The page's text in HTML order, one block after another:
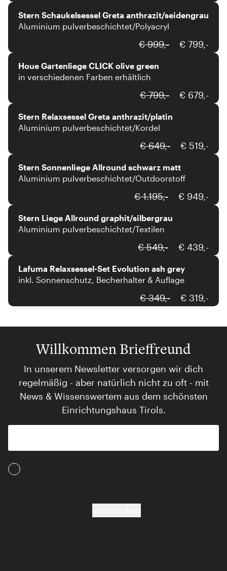
Stern Schaukelsessel Greta anthrazit/seidengrau
Aluminium pulverbeschichtet/Polyacryl
€ 999,- € 799,-
Houe
Houe Gartenliege CLICK olive green
in verschiedenen Farben erhältlich
€ 799,- € 679,-
Stern
Stern Relaxsessel Greta anthrazit/platin
Aluminium pulverbeschichtet/Kordel
€ 649,- € 519,-
Stern
Stern Sonnenliege Allround schwarz matt
Aluminium pulverbeschichtet/Outdoorstoff
€ 1.195,- € 949,-
Stern
Stern Liege Allround graphit/silbergrau
Aluminium pulverbeschichtet/Textilen
€ 549,- € 439,-
Lafuma
Lafuma Relaxsessel-Set Evolution ash grey
inkl. Sonnenschutz, Becherhalter & Auflage
€ 349,- € 319,-
Willkommen Brieffreund
In unserem Newsletter versorgen wir dich
regelmäßig - aber natürlich nicht zu oft - mit
News & Wissenswertem aus dem schönsten
Einrichtungshaus Tirols.